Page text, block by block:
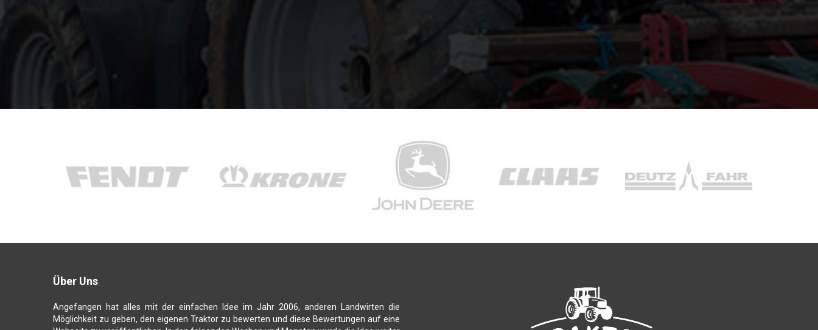
Über Uns
Angefangen hat alles mit der einfachen Idee im Jahr 2006, anderen Landwirten die
Möglichkeit zu geben, den eigenen Traktor zu bewerten und diese Bewertungen auf eine